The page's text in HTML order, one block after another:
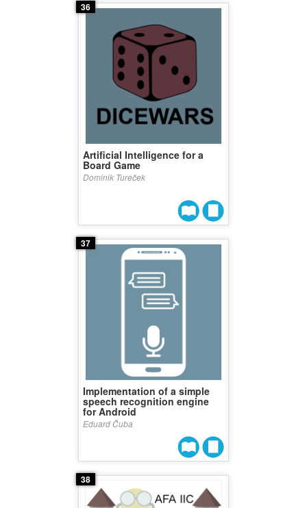
36
Artificial Intelligence for a
Board Game
Dominik Tureček
37
Implementation of a simple
speech recognition engine
for Android
Eduard Čuba
38